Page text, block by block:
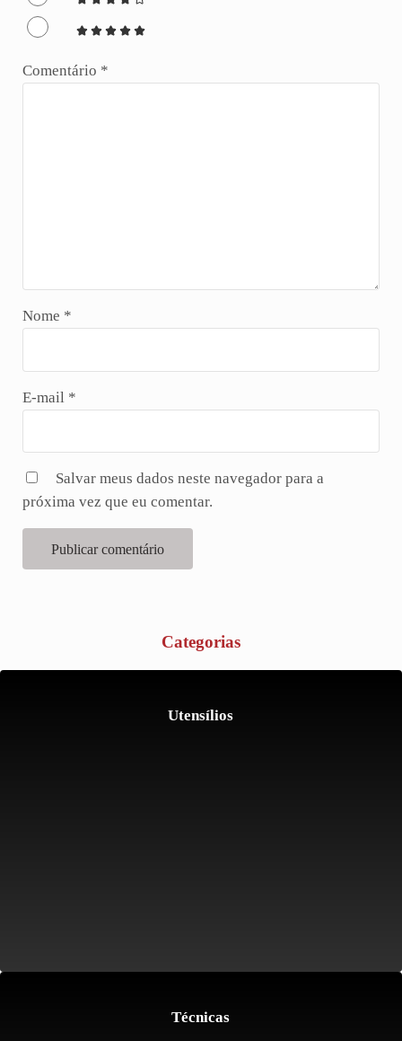
Comentário *
Nome *
E-mail *
Salvar meus dados neste navegador para a
próxima vez que eu comentar.
Categorias
Utensílios
Técnicas